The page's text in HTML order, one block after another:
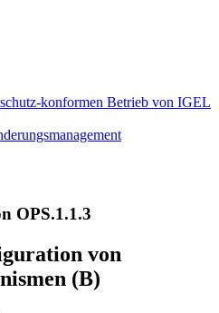
konformen Betrieb von IGEL
OPS.1.1.3
von
(B)